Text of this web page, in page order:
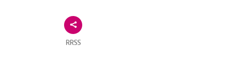
RRSS